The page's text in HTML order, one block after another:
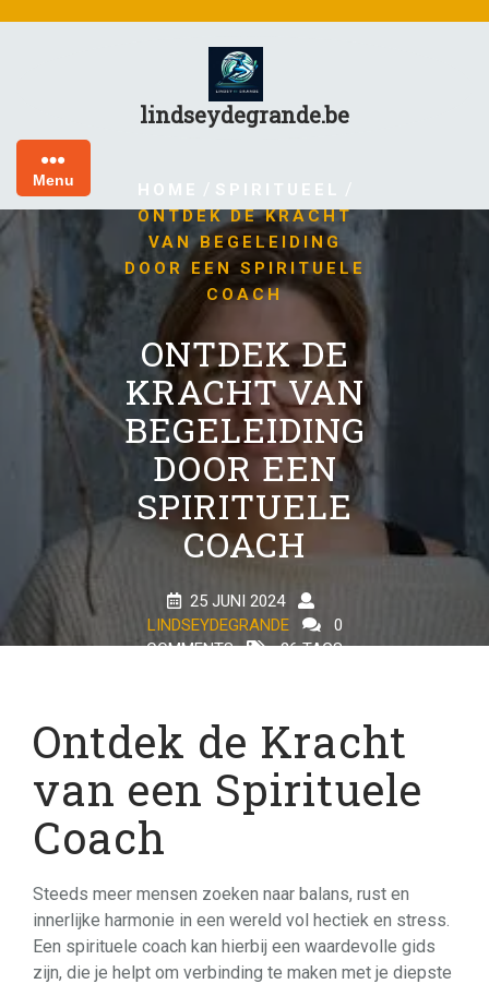
lindseydegrande.be
Menu HOME / SPIRITUEEL /
ONTDEK DE KRACHT
VAN BEGELEIDING
DOOR EEN SPIRITUELE
COACH
ONTDEK DE
KRACHT VAN
BEGELEIDING
DOOR EEN
SPIRITUELE
COACH
25 JUNI 2024
LINDSEYDEGRANDE
0
COMMENTS
26 TAGS
Ontdek de Kracht
van een Spirituele
Coach
Steeds meer mensen zoeken naar balans, rust en
innerlijke harmonie in een wereld vol hectiek en stress.
Een spirituele coach kan hierbij een waardevolle gids
zijn, die je helpt om verbinding te maken met je diepste